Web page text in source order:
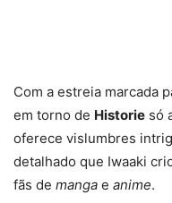
Com a estreia marcada
em torno de Historie só
oferece vislumbres
detalhado que Iwaaki
fãs de manga e anime.